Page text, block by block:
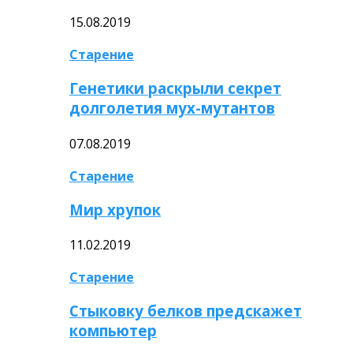
15.08.2019
Старение
Генетики раскрыли секрет
долголетия мух-мутантов
07.08.2019
Старение
Мир хрупок
11.02.2019
Старение
Стыковку белков предскажет
компьютер